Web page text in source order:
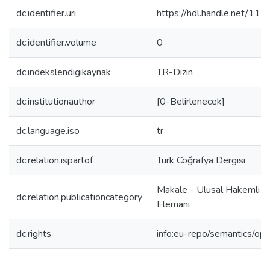
dc.identifier.uri https://hdl.handle.net/
dc.identifier.volume 0
dc.indekslendigikaynak TR-Dizin
dc.institutionauthor [0-Belirlenecek]
dc.language.iso tr
dc.relation.ispartof Türk Coğrafya Dergisi
dc.relation.publicationcategory
Makale - Ulusal Hakemli
Elemanı
dc.rights info:eu-repo/semantics/